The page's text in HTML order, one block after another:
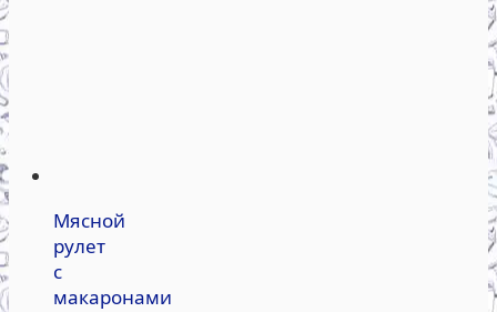
Мясной
рулет
с
макаронами